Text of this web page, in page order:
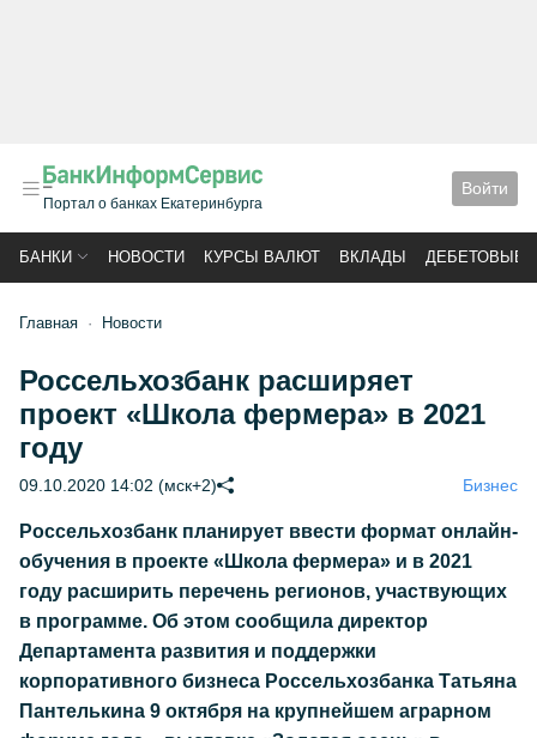
Портал о банках Екатеринбурга
Войти
БАНКИ НОВОСТИ КУРСЫ ВАЛЮТ ВКЛАДЫ ДЕБЕТОВЫЕ
Главная Новости
Россельхозбанк расширяет
проект «Школа фермера» в 2021
году
09.10.2020 14:02 (мск+2) Бизнес
Россельхозбанк планирует ввести формат онлайн-
обучения в проекте «Школа фермера» и в 2021
году расширить перечень регионов, участвующих
в программе. Об этом сообщила директор
Департамента развития и поддержки
корпоративного бизнеса Россельхозбанка Татьяна
Пантелькина 9 октября на крупнейшем аграрном